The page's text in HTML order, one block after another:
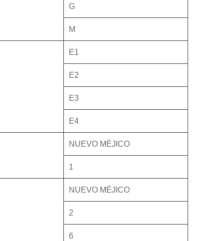
G
M
E1
E2
E3
E4
NUEVO MÉJICO
1
NUEVO MÉJICO
2
6